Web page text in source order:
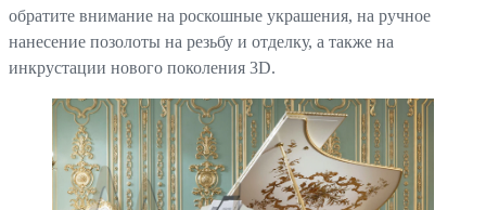
обратите внимание на роскошные украшения, на ручное
нанесение позолоты на резьбу и отделку, а также на
инкрустации нового поколения 3D.